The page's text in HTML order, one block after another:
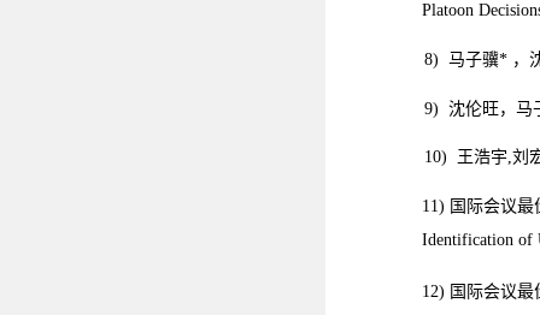
Platoon
8) 马子骥* ，
9) 沈伦旺，马
10) 王浩宇,刘
11) 国际会议最
Identification of
12) 国际会议最